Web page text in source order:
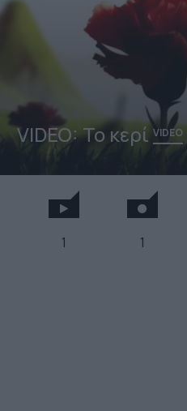
VIDEO: Το κερί VIDEO
1 1